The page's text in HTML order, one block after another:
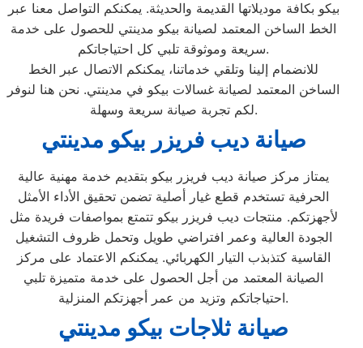
بيكو بكافة موديلاتها القديمة والحديثة. يمكنكم التواصل معنا عبر
الخط الساخن المعتمد لصيانة بيكو مدينتي للحصول على خدمة
سريعة وموثوقة تلبي كل احتياجاتكم.
للانضمام إلينا وتلقي خدماتنا، يمكنكم الاتصال عبر الخط
الساخن المعتمد لصيانة غسالات بيكو في مدينتي. نحن هنا لنوفر
لكم تجربة صيانة سريعة وسهلة.
صيانة ديب فريزر بيكو مدينتي
يمتاز مركز صيانة ديب فريزر بيكو بتقديم خدمة مهنية عالية
الحرفية تستخدم قطع غيار أصلية تضمن تحقيق الأداء الأمثل
لأجهزتكم. منتجات ديب فريزر بيكو تتمتع بمواصفات فريدة مثل
الجودة العالية وعمر افتراضي طويل وتحمل ظروف التشغيل
القاسية كتذبذب التيار الكهربائي. يمكنكم الاعتماد على مركز
الصيانة المعتمد من أجل الحصول على خدمة متميزة تلبي
احتياجاتكم وتزيد من عمر أجهزتكم المنزلية.
صيانة ثلاجات بيكو مدينتي